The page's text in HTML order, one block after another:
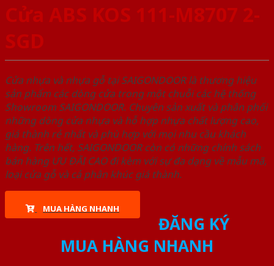
Cửa ABS KOS 111-M8707 2-
SGD
Cửa nhựa và nhựa gỗ tại SAIGONDOOR là thương hiệu
sản phẩm các dòng cửa trong một chuỗi các hệ thống
Showroom SAIGONDOOR. Chuyên sản xuất và phân phối
những dòng cửa nhựa và hỗ hợp nhựa chất lượng cao,
giá thành rẻ nhất và phù hợp với mọi nhu cầu khách
hàng. Trên hết, SAIGONDOOR còn có những chính sách
bán hàng ƯU ĐÃI CAO đi kèm với sự đa dạng về mẫu mã,
loại cửa gỗ và cả phân khúc giá thành.
MUA HÀNG NHANH
ĐĂNG KÝ
MUA HÀNG NHANH